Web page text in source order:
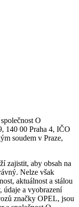
O
140 00 Praha 4, IČO
soudem v Praze,
zajistit, aby obsah na
Nelze však
aktuálnost a stálou
údaje a vyobrazení
značky OPEL, jsou